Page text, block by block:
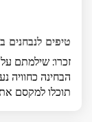
טיפים לנבחנים
זכרו: שילמתם
הבחינה כחוויה
תוכלו למקסם את